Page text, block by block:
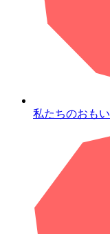
私たちのおもい